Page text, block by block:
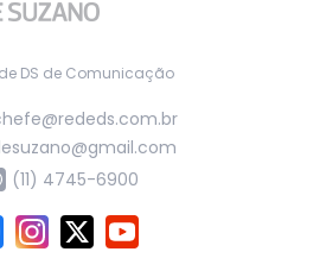
DS de Comunicação
(11) 4745-6900